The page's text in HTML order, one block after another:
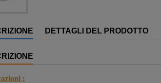
DETTAGLI DEL PRODOTTO
: